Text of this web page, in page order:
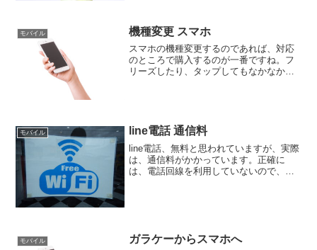
モバイル 機種変更 スマホ
スマホの機種変更するのであれば、対応
のところで購入するのが一番ですね。フ
リーズしたり、タップしてもなかなか反
モバイル line電話 通信料
line電話、無料と思われていますが、実際
は、通信料がかかっています。正確に
は、電話回線を利用していないので、通
モバイル ガラケーからスマホへ